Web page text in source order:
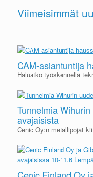
Viimeisimmät
CAM-asiantuntija
Haluatko työskennellä
Tunnelmia
avajaisista
Cenic Oy:n metallipojat